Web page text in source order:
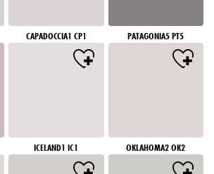
CAPADOCCIA1 CP1 PATAGONIA5 PT5
ICELAND1 IC1 OKLAHOMA2 OK2